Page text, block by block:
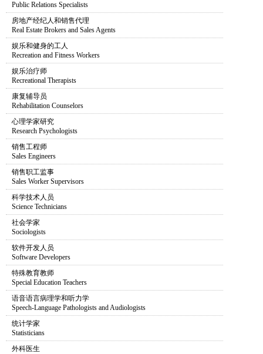
Public Relations Specialists
房地产经纪人和销售代理
Real Estate Brokers and Sales Agents
娱乐和健身的工人
Recreation and Fitness Workers
娱乐治疗师
Recreational Therapists
康复辅导员
Rehabilitation Counselors
心理学家研究
Research Psychologists
销售工程师
Sales Engineers
销售职工监事
Sales Worker Supervisors
科学技术人员
Science Technicians
社会学家
Sociologists
软件开发人员
Software Developers
特殊教育教师
Special Education Teachers
语音语言病理学和听力学
Speech-Language Pathologists and Audiologists
统计学家
Statisticians
外科医生